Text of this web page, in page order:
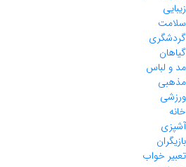
زیبایی
سلامت
گردشگری
گیاهان
مد و لباس
مذهبی
ورزشی
خانه
آشپزی
بازیگران
تعبیر خواب